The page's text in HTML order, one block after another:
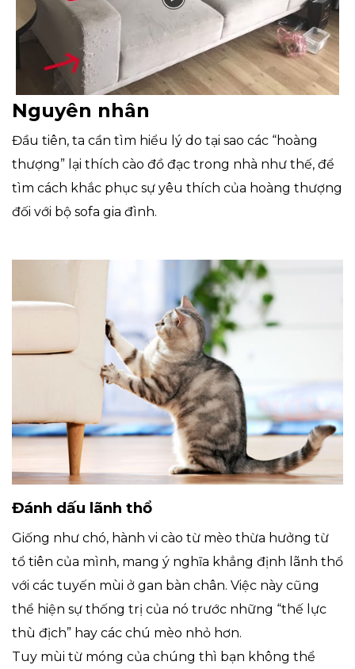
Nguyên nhân
Đầu tiên, ta cần tìm hiểu lý do tại sao các “hoàng
thượng” lại thích cào đồ đạc trong nhà như thế, để
tìm cách khắc phục sự yêu thích của hoàng thượng
đối với bộ sofa gia đình.
Đánh dấu lãnh thổ
Giống như chó, hành vi cào từ mèo thừa hưởng từ
tổ tiên của mình, mang ý nghĩa khẳng định lãnh thổ
với các tuyến mùi ở gan bàn chân. Việc này cũng
thể hiện sự thống trị của nó trước những “thế lực
thù địch” hay các chú mèo nhỏ hơn.
Tuy mùi từ móng của chúng thì bạn không thể